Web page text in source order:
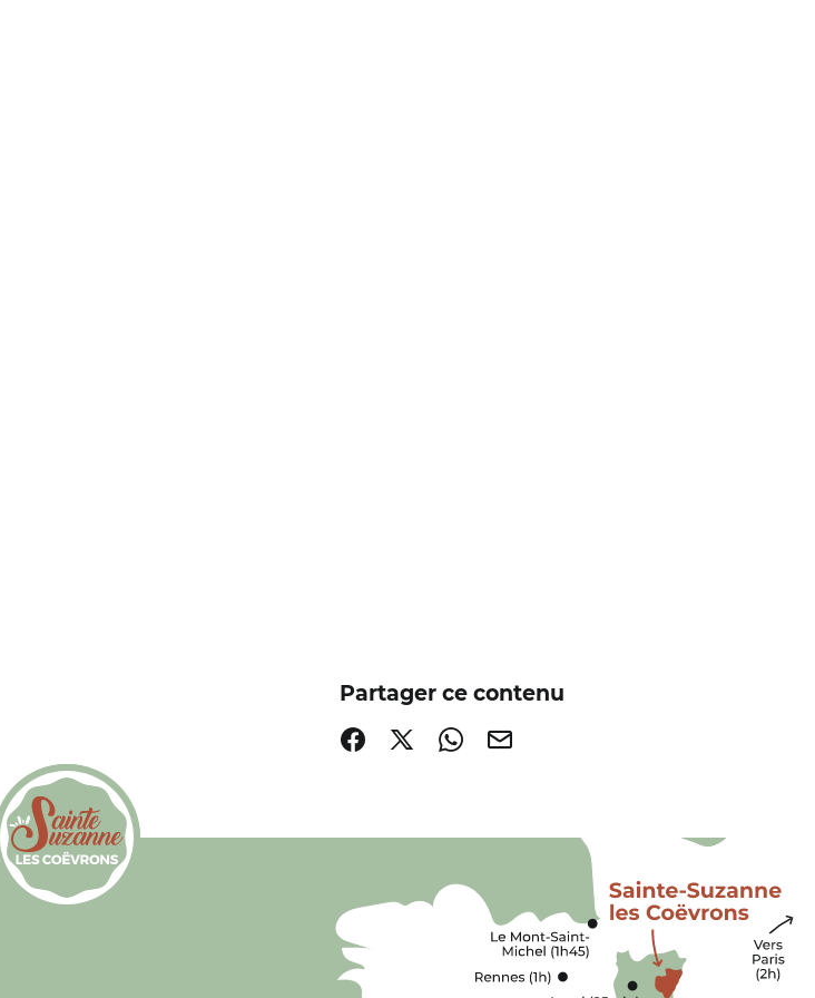
Partager ce contenu
Partager sur Facebook (nouvelle fenêtre)
Partager sur X / Twitter (nouvelle fenêtre)
Partager sur WhatsApp
Partager par mail
Office de Tourisme de Sainte-Suzanne les Coëvrons